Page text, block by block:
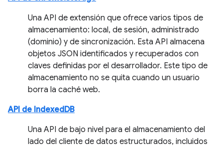
Una API de extensión que ofrece varios tipos de
almacenamiento: local, de sesión, administrado
(dominio) y de sincronización. Esta API almacena
objetos JSON identificados y recuperados con
claves definidas por el desarrollador. Este tipo de
almacenamiento no se quita cuando un usuario
borra la caché web.
API de IndexedDB
Una API de bajo nivel para el almacenamiento del
lado del cliente de datos estructurados, incluidos